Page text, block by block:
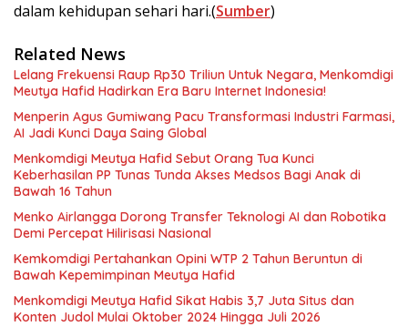
dalam kehidupan sehari hari.(Sumber)
Related News
Lelang Frekuensi Raup Rp30 Triliun Untuk Negara, Menkomdigi
Meutya Hafid Hadirkan Era Baru Internet Indonesia!
Menperin Agus Gumiwang Pacu Transformasi Industri Farmasi,
AI Jadi Kunci Daya Saing Global
Menkomdigi Meutya Hafid Sebut Orang Tua Kunci
Keberhasilan PP Tunas Tunda Akses Medsos Bagi Anak di
Bawah 16 Tahun
Menko Airlangga Dorong Transfer Teknologi AI dan Robotika
Demi Percepat Hilirisasi Nasional
Kemkomdigi Pertahankan Opini WTP 2 Tahun Beruntun di
Bawah Kepemimpinan Meutya Hafid
Menkomdigi Meutya Hafid Sikat Habis 3,7 Juta Situs dan
Konten Judol Mulai Oktober 2024 Hingga Juli 2026